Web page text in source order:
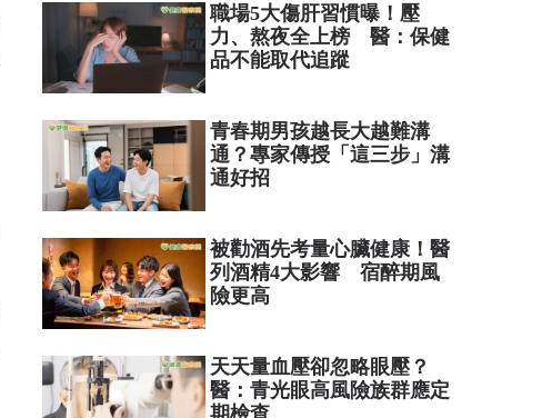
職場5大傷肝習慣曝！壓
力、熬夜全上榜 醫：保健
品不能取代追蹤
青春期男孩越長大越難溝
通？專家傳授「這三步」溝
通好招
被勸酒先考量心臟健康！醫
列酒精4大影響 宿醉期風
險更高
天天量血壓卻忽略眼壓？
醫：青光眼高風險族群應定